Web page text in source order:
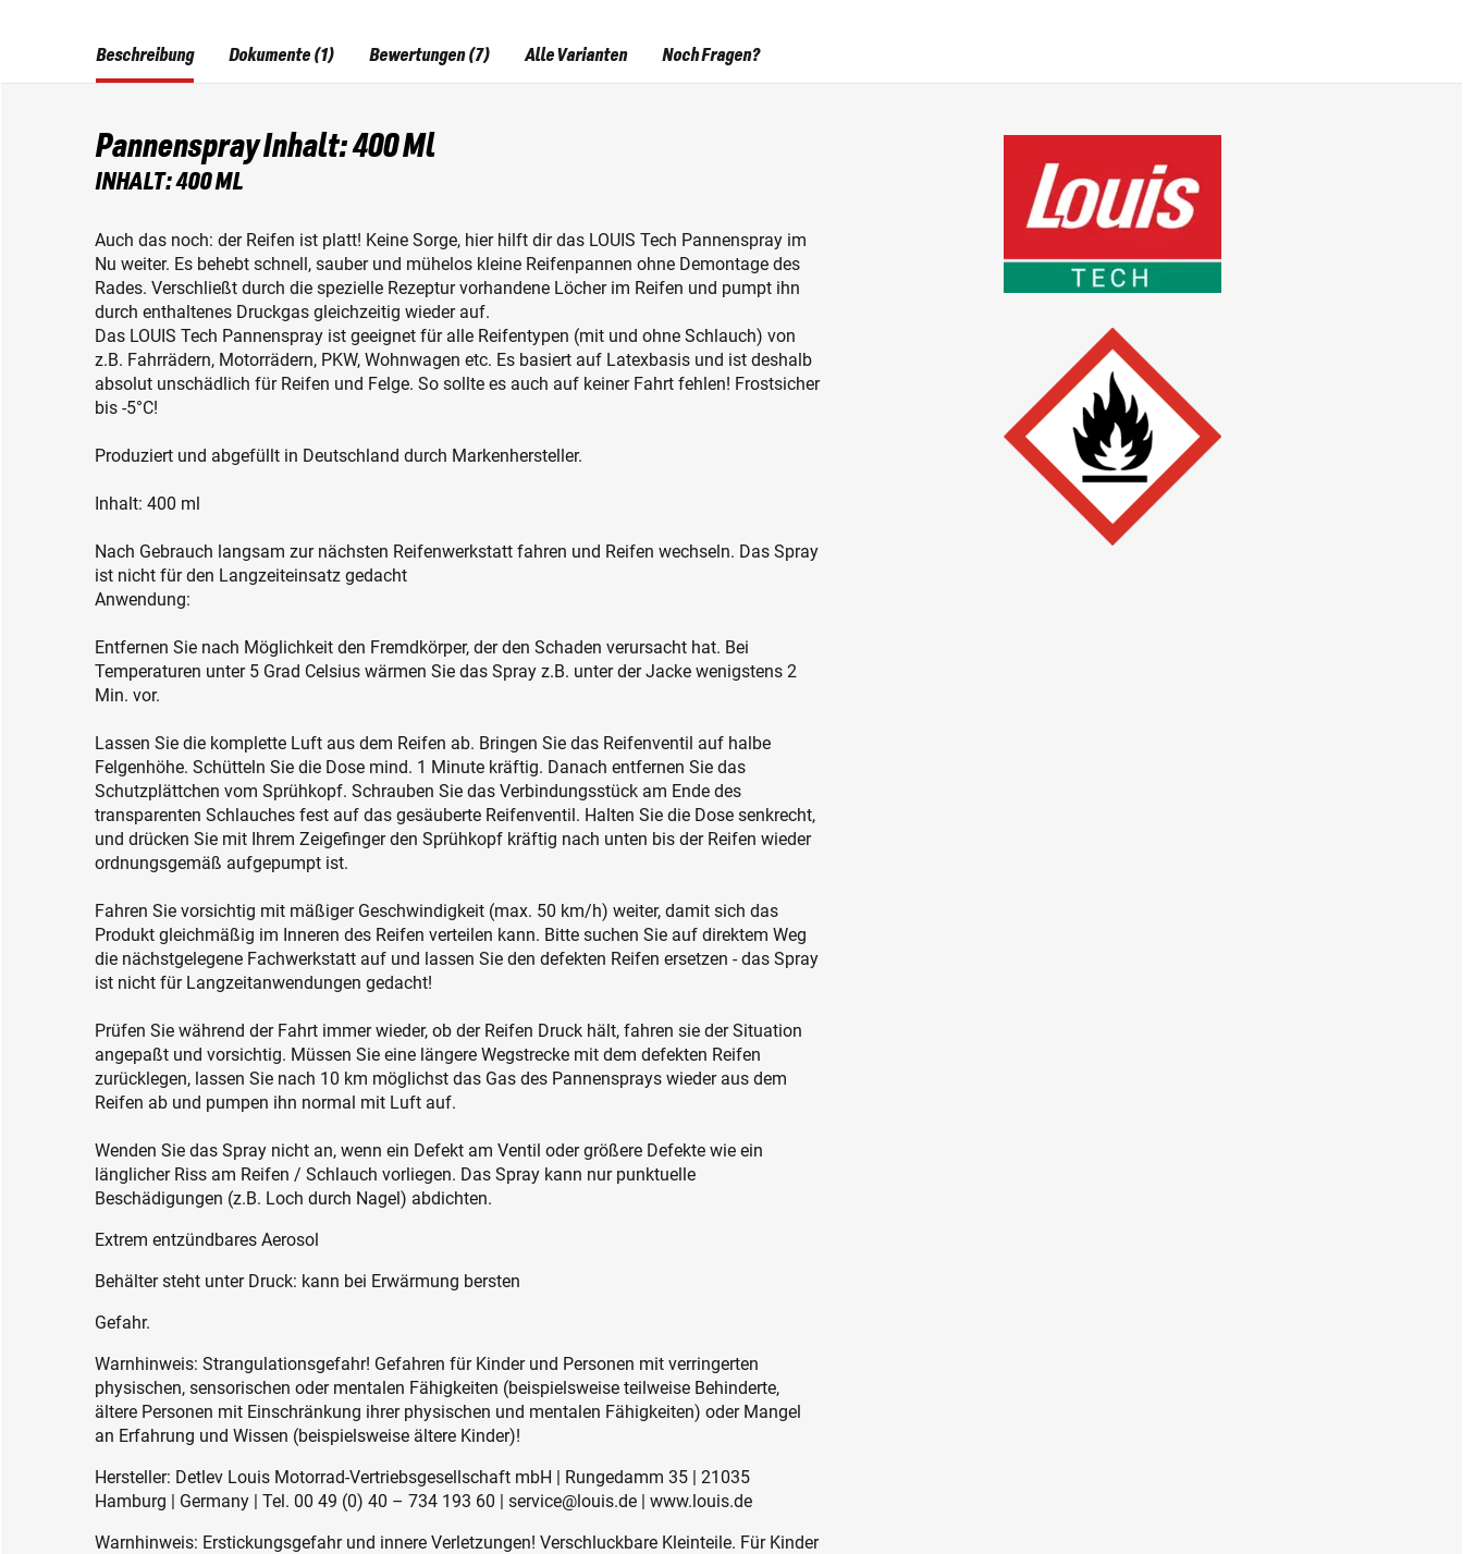
Beschreibung
Pannenspray Inhalt: 400 Ml
INHALT: 400 ML
Auch das noch: der Reifen ist platt! Keine Sorge, hier hilft dir das LOUIS Tech Pannenspray im
Nu weiter. Es behebt schnell, sauber und mühelos kleine Reifenpannen ohne Demontage des
Rades. Verschließt durch die spezielle Rezeptur vorhandene Löcher im Reifen und pumpt ihn
durch enthaltenes Druckgas gleichzeitig wieder auf.
Das LOUIS Tech Pannenspray ist geeignet für alle Reifentypen (mit und ohne Schlauch) von
z.B. Fahrrädern, Motorrädern, PKW, Wohnwagen etc. Es basiert auf Latexbasis und ist deshalb
absolut unschädlich für Reifen und Felge. So sollte es auch auf keiner Fahrt fehlen! Frostsicher
bis -5°C!
Produziert und abgefüllt in Deutschland durch Markenhersteller.
Inhalt: 400 ml
Nach Gebrauch langsam zur nächsten Reifenwerkstatt fahren und Reifen wechseln. Das Spray
ist nicht für den Langzeiteinsatz gedacht
Anwendung:
Entfernen Sie nach Möglichkeit den Fremdkörper, der den Schaden verursacht hat. Bei
Temperaturen unter 5 Grad Celsius wärmen Sie das Spray z.B. unter der Jacke wenigstens 2
Min. vor.
Lassen Sie die komplette Luft aus dem Reifen ab. Bringen Sie das Reifenventil auf halbe
Felgenhöhe. Schütteln Sie die Dose mind. 1 Minute kräftig. Danach entfernen Sie das
Schutzplättchen vom Sprühkopf. Schrauben Sie das Verbindungsstück am Ende des
transparenten Schlauches fest auf das gesäuberte Reifenventil. Halten Sie die Dose senkrecht,
und drücken Sie mit Ihrem Zeigefinger den Sprühkopf kräftig nach unten bis der Reifen wieder
ordnungsgemäß aufgepumpt ist.
Fahren Sie vorsichtig mit mäßiger Geschwindigkeit (max. 50 km/h) weiter, damit sich das
Produkt gleichmäßig im Inneren des Reifen verteilen kann. Bitte suchen Sie auf direktem Weg
die nächstgelegene Fachwerkstatt auf und lassen Sie den defekten Reifen ersetzen - das Spray
ist nicht für Langzeitanwendungen gedacht!
Prüfen Sie während der Fahrt immer wieder, ob der Reifen Druck hält, fahren sie der Situation
angepaßt und vorsichtig. Müssen Sie eine längere Wegstrecke mit dem defekten Reifen
zurücklegen, lassen Sie nach 10 km möglichst das Gas des Pannensprays wieder aus dem
Reifen ab und pumpen ihn normal mit Luft auf.
Wenden Sie das Spray nicht an, wenn ein Defekt am Ventil oder größere Defekte wie ein
länglicher Riss am Reifen / Schlauch vorliegen. Das Spray kann nur punktuelle
Beschädigungen (z.B. Loch durch Nagel) abdichten.
Extrem entzündbares Aerosol
Behälter steht unter Druck: kann bei Erwärmung bersten
Gefahr.
Warnhinweis: Strangulationsgefahr! Gefahren für Kinder und Personen mit verringerten
physischen, sensorischen oder mentalen Fähigkeiten (beispielsweise teilweise Behinderte,
ältere Personen mit Einschränkung ihrer physischen und mentalen Fähigkeiten) oder Mangel
an Erfahrung und Wissen (beispielsweise ältere Kinder)!
Hersteller: Detlev Louis Motorrad-Vertriebsgesellschaft mbH | Rungedamm 35 | 21035
Hamburg | Germany | Tel. 00 49 (0) 40 – 734 193 60 | service@louis.de | www.louis.de
Warnhinweis: Erstickungsgefahr und innere Verletzungen! Verschluckbare Kleinteile. Für Kinder
Dokumente (1) Bewertungen (7) Alle Varianten Noch Fragen?